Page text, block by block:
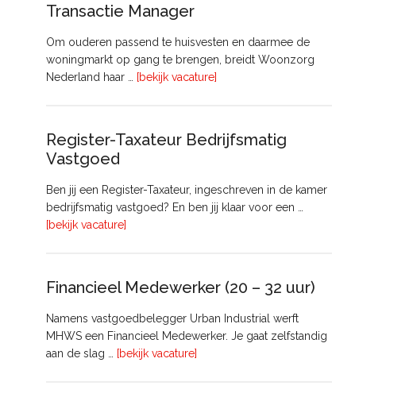
Transactie Manager
Om ouderen passend te huisvesten en daarmee de
woningmarkt op gang te brengen, breidt Woonzorg
Nederland haar …
[bekijk vacature]
Register-Taxateur Bedrijfsmatig
Vastgoed
Ben jij een Register-Taxateur, ingeschreven in de kamer
bedrijfsmatig vastgoed? En ben jij klaar voor een …
[bekijk vacature]
Financieel Medewerker (20 – 32 uur)
Namens vastgoedbelegger Urban Industrial werft
MHWS een Financieel Medewerker. Je gaat zelfstandig
aan de slag …
[bekijk vacature]